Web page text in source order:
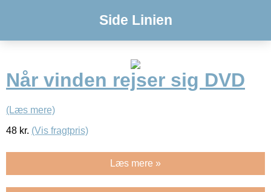
Side Linien
Når vinden rejser sig DVD
(Læs mere)
48 kr. (Vis fragtpris)
Læs mere »